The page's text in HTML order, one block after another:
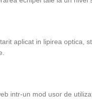
aplicat in lipirea optica,
intr-un mod usor de